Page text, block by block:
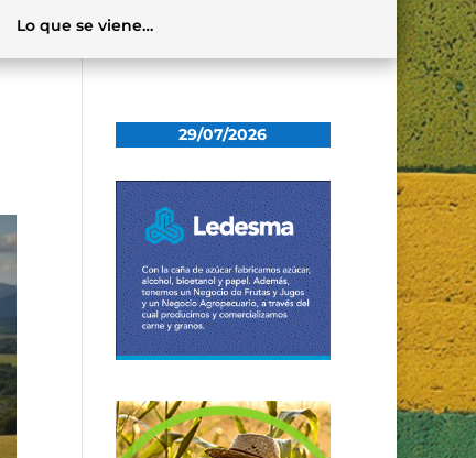
Lo que se viene…
29/07/2026